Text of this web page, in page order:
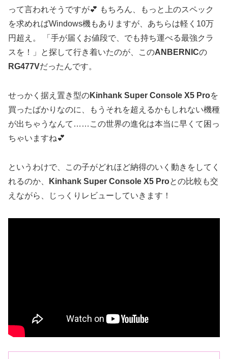
って言われそうですが💕 もちろん、もっと上のスペック
を求めればWindows機もありますが、あちらは軽く10万
円超え。 「手が届くお値段で、でも持ち運べる最強クラ
スを！」と探して行き着いたのが、このANBERNICの
RG477Vだったんです。
せっかく据え置き型のKinhank Super Console X5 Proを
買ったばかりなのに、もうそれを超えるかもしれない機種
が出ちゃうなんて……この世界の進化は本当に早くて困っ
ちゃいますね💕
というわけで、この子がどれほど納得のいく動きをしてく
れるのか、
Kinhank Super Console X5 Proとの比較も交
えながら、じっくりレビューしていきます！